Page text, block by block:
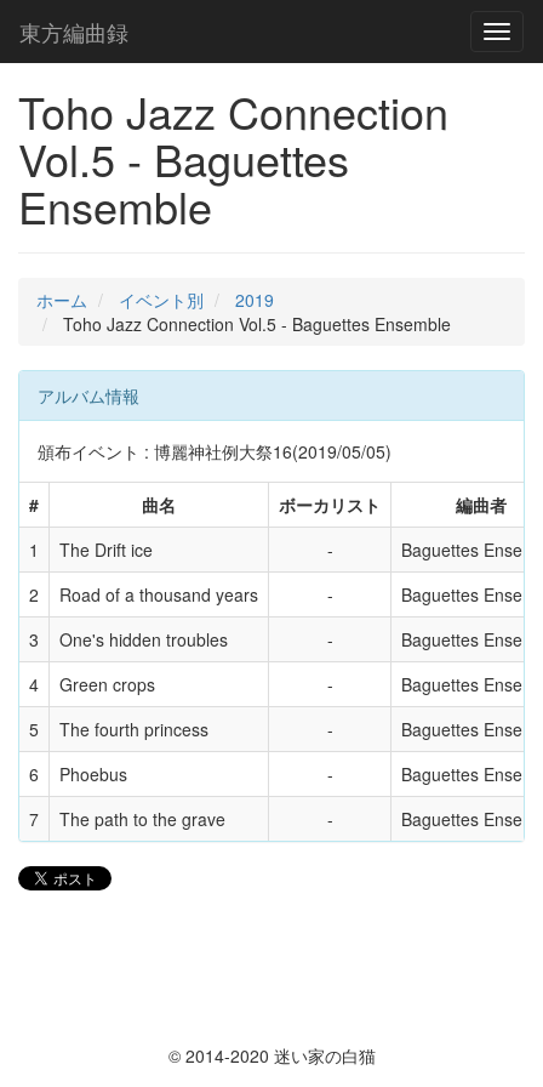
東方編曲録
Toho Jazz Connection
Vol.5 - Baguettes
Ensemble
ホーム イベント別
2019
Toho Jazz Connection Vol.5 - Baguettes Ensemble
アルバム情報
頒布イベント : 博麗神社例大祭16(2019/05/05)
# 曲名 ボーカリスト
編曲者
1
The Drift ice
Baguettes
2
Road of a thousand years
Baguettes
3
One's hidden troubles
Baguettes
4
Green crops
Baguettes
5
The fourth princess
Baguettes
6
Phoebus
Baguettes
7
The path to the grave Baguettes
© 2014-2020 迷い家の白猫